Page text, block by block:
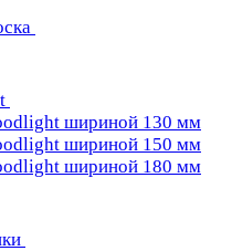
шириной 130 мм
шириной 150 мм
шириной 180 мм